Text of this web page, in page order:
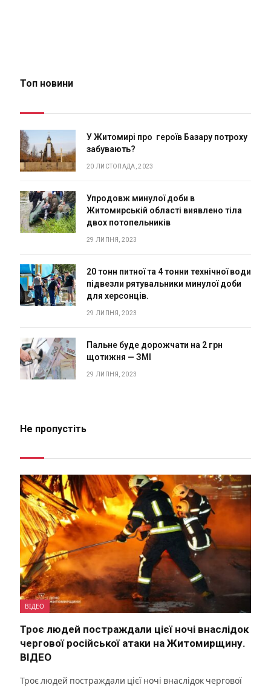
Топ новини
У Житомирі про героїв Базару потроху
забувають?
20 ЛИСТОПАДА, 2023
Упродовж минулої доби в
Житомирській області виявлено тіла
двох потопельників
29 ЛИПНЯ, 2023
20 тонн питної та 4 тонни технічної води
підвезли рятувальники минулої доби
для херсонців.
29 ЛИПНЯ, 2023
Пальне буде дорожчати на 2 грн
щотижня — ЗМІ
29 ЛИПНЯ, 2023
Не пропустіть
ВІДЕО
Троє людей постраждали цієї ночі внаслідок
чергової російської атаки на Житомирщину.
ВІДЕО
Троє людей постраждали цієї ночі внаслідок чергової